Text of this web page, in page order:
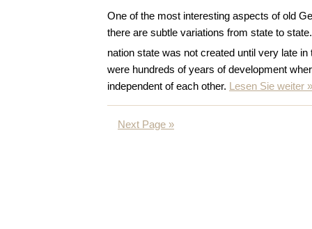
One of the most interesting aspects of old
there are subtle variations from state to
nation state was not created until very late in
were hundreds of years of development
independent of each other. Lesen Sie weiter »
Next Page »